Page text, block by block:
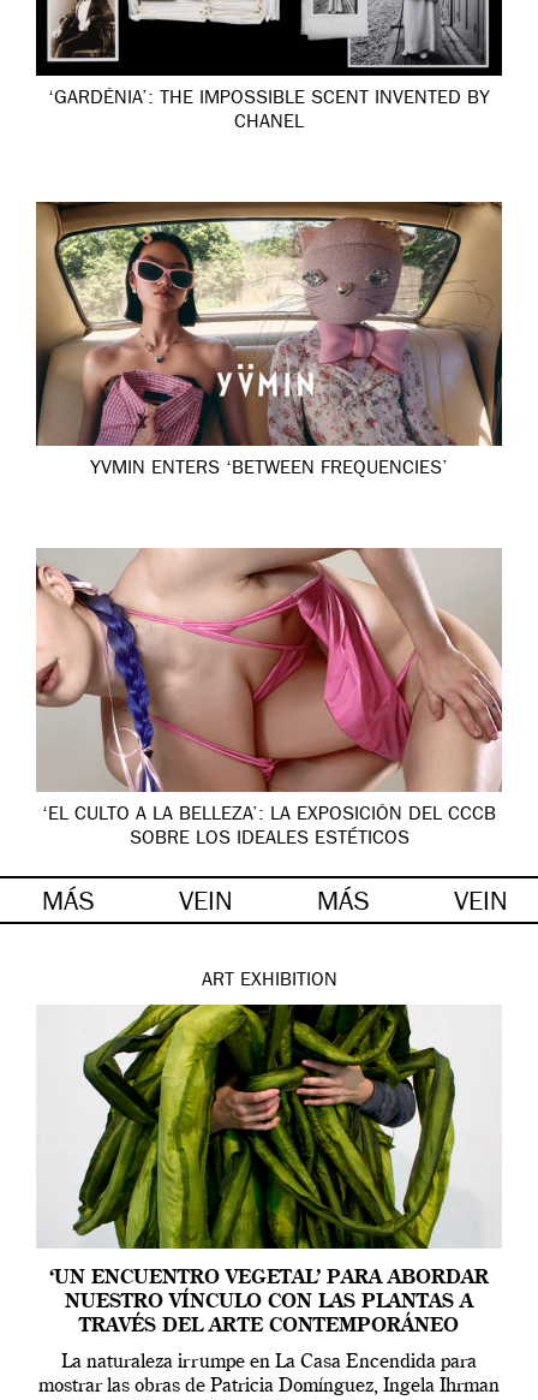
‘GARDÉNIA’: THE IMPOSSIBLE SCENT INVENTED BY
CHANEL
YVMIN ENTERS ‘BETWEEN FREQUENCIES’
‘EL CULTO A LA BELLEZA’: LA EXPOSICIÓN DEL CCCB
SOBRE LOS IDEALES ESTÉTICOS
MÁS VEIN MÁS VEIN
ART EXHIBITION
‘UN ENCUENTRO VEGETAL’ PARA ABORDAR
NUESTRO VÍNCULO CON LAS PLANTAS A
TRAVÉS DEL ARTE CONTEMPORÁNEO
La naturaleza irrumpe en La Casa Encendida para
mostrar las obras de Patricia Domínguez, Ingela Ihrman